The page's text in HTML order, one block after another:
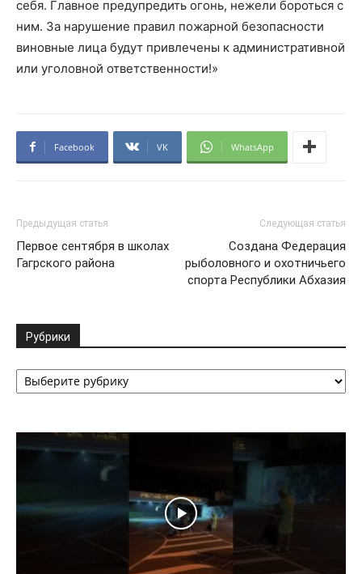
себя. Главное предупредить огонь, нежели бороться с
ним. За нарушение правил пожарной безопасности
виновные лица будут привлечены к административной
или уголовной ответственности!»
Facebook VK WhatsApp
Предыдущая статья
Первое сентября в школах
Гагрского района
Следующая статья
Создана Федерация
рыболовного и охотничьего
спорта Республики Абхазия
Рубрики
Рубрики